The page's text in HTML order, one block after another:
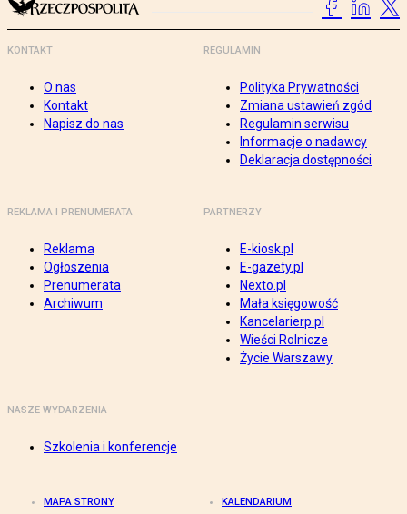
KONTAKT
O nas
Kontakt
Napisz do nas
REGULAMIN
Polityka Prywatności
Zmiana ustawień zgód
Regulamin serwisu
Informacje o nadawcy
Deklaracja dostępności
REKLAMA I PRENUMERATA
Reklama
Ogłoszenia
Prenumerata
Archiwum
PARTNERZY
E-kiosk.pl
E-gazety.pl
Nexto.pl
Mała księgowość
Kancelarierp.pl
Wieści Rolnicze
Życie Warszawy
NASZE WYDARZENIA
Szkolenia i konferencje
MAPA STRONY KALENDARIUM